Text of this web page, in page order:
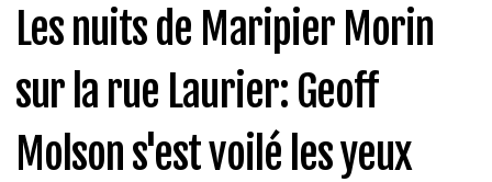
Les nuits de Maripier Morin
sur la rue Laurier: Geoff
Molson s'est voilé les yeux